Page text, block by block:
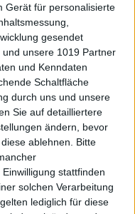
Gerät für personalisierte
gesendet
unsere 1019 Partner
und Kenndaten
Schaltfläche
durch uns und unsere
Sie auf detailliertere
ändern, bevor
ablehnen.
Bitte
stattfinden
solchen Verarbeitung
lediglich für diese